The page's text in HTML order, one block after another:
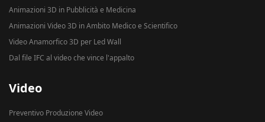
Animazioni 3D in Pubblicità e Medicina
Animazioni Video 3D in Ambito Medico e Scientifico
Video Anamorfico 3D per Led Wall
Dal file IFC al video che vince l'appalto
Video
Preventivo Produzione Video